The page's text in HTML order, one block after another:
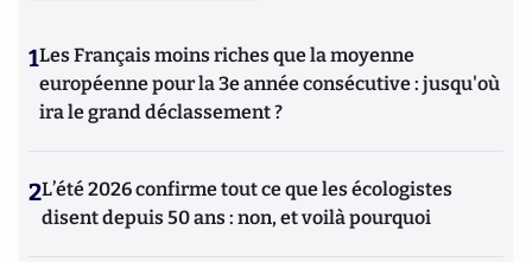
1Les Français moins riches que la moyenne
européenne pour la 3e année consécutive : jusqu'où
ira le grand déclassement ?
2L’été 2026 confirme tout ce que les écologistes
disent depuis 50 ans : non, et voilà pourquoi